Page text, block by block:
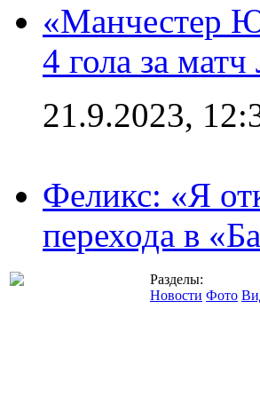
«Манчестер
4 гола за
21.9.2023,
Феликс: «Я
перехода в
Разделы:
Новости Фото